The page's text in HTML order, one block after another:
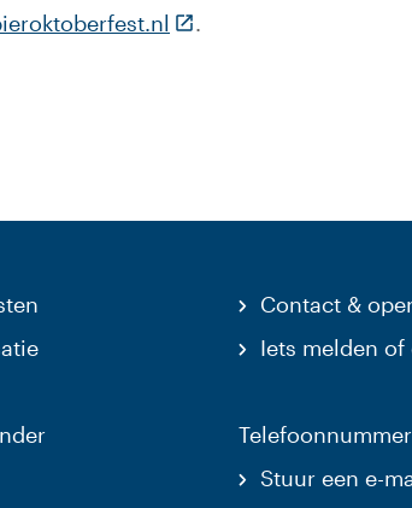
(Deze link gaat naar
.
Contact &
Iets melden
Stuur een e-